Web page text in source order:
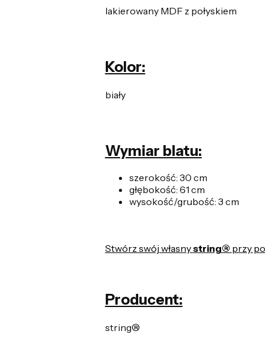
lakierowany MDF z połyskiem
Kolor:
biały
Wymiar blatu:
szerokość: 30 cm
głębokość: 61 cm
wysokość/grubość: 3 cm
Stwórz swój własnystring® przy
Producent:
string®